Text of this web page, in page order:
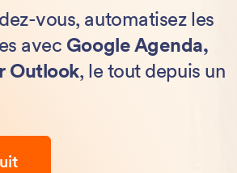
vous, automatisez les
avec Google Agenda,
Outlook, le tout depuis un